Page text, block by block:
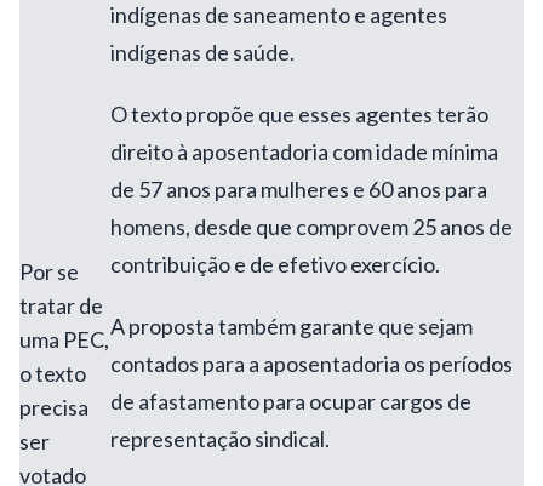
Por se
tratar de
uma PEC,
o texto
precisa
ser
votado
indígenas de saneamento e agentes
indígenas de saúde.
O texto propõe que esses agentes terão
direito à aposentadoria com idade mínima
de 57 anos para mulheres e 60 anos para
homens, desde que comprovem 25 anos de
contribuição e de efetivo exercício.
A proposta também garante que sejam
contados para a aposentadoria os períodos
de afastamento para ocupar cargos de
representação sindical.